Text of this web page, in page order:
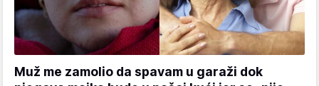
Muž me zamolio da spavam u garaži dok